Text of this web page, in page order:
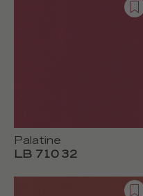
Palatine
LB 710 32